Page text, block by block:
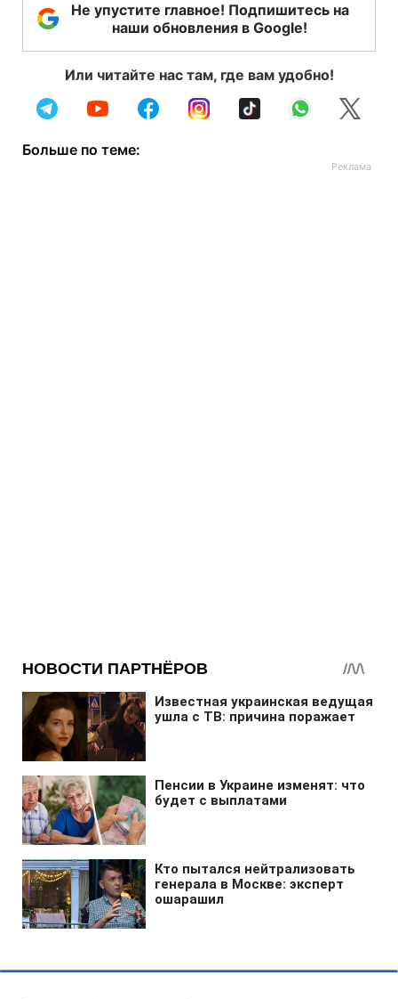
Не упустите главное! Подпишитесь на
наши обновления в Google!
Или читайте нас там, где вам удобно!
Больше по теме: